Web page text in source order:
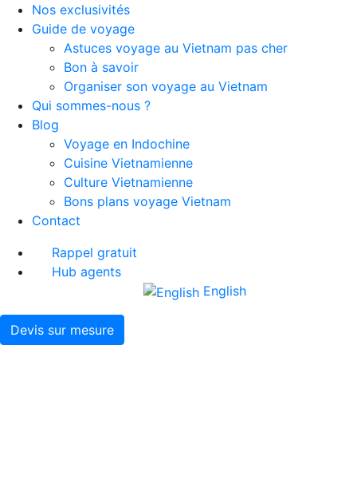
Nos exclusivités
Guide de voyage
Astuces voyage au Vietnam pas cher
Bon à savoir
Organiser son voyage au Vietnam
Qui sommes-nous ?
Blog
Voyage en Indochine
Cuisine Vietnamienne
Culture Vietnamienne
Bons plans voyage Vietnam
Contact
Rappel gratuit
Hub agents
English
Devis sur mesure